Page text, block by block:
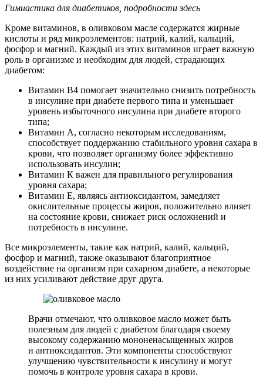
Гимнастика для диабетиков, подробности здесь
Кроме витаминов, в оливковом масле содержатся жирные
кислоты и ряд микроэлементов: натрий, калий, кальций,
фосфор и магний. Каждый из этих витаминов играет важную
роль в организме и необходим для людей, страдающих
диабетом:
Витамин B4 помогает значительно снизить потребность
в инсулине при диабете первого типа и уменьшает
уровень избыточного инсулина при диабете второго
типа;
Витамин А, согласно некоторым исследованиям,
способствует поддержанию стабильного уровня сахара в
крови, что позволяет организму более эффективно
использовать инсулин;
Витамин К важен для правильного регулирования
уровня сахара;
Витамин Е, являясь антиоксидантом, замедляет
окислительные процессы жиров, положительно влияет
на состояние крови, снижает риск осложнений и
потребность в инсулине.
Все микроэлементы, такие как натрий, калий, кальций,
фосфор и магний, также оказывают благоприятное
воздействие на организм при сахарном диабете, а некоторые
из них усиливают действие друг друга.
Врачи отмечают, что оливковое масло может быть
полезным для людей с диабетом благодаря своему
высокому содержанию мононенасыщенных жиров
и антиоксидантов. Эти компоненты способствуют
улучшению чувствительности к инсулину и могут
помочь в контроле уровня сахара в крови.